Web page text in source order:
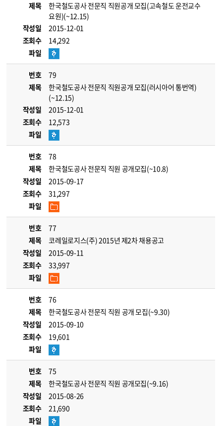
제목
한국철도공사 전문직 직원공개 모집(고속철도 운전교수
요원)(~12.15)
작성일
2015-12-01
조회수
14,292
파일
번호
79
제목
한국철도공사 전문직 직원공개 모집(러시아어 통번역)
(~12.15)
작성일
2015-12-01
조회수
12,573
파일
번호
78
제목
한국철도공사 전문직 직원 공개모집(~10.8)
작성일
2015-09-17
조회수
31,297
파일
번호
77
제목
코레일로지스(주) 2015년 제2차 채용공고
작성일
2015-09-11
조회수
33,997
파일
번호
76
제목
한국철도공사 전문직 직원 공개 모집(~9.30)
작성일
2015-09-10
조회수
19,601
파일
번호
75
제목
한국철도공사 전문직 직원 공개모집(~9.16)
작성일
2015-08-26
조회수
21,690
파일